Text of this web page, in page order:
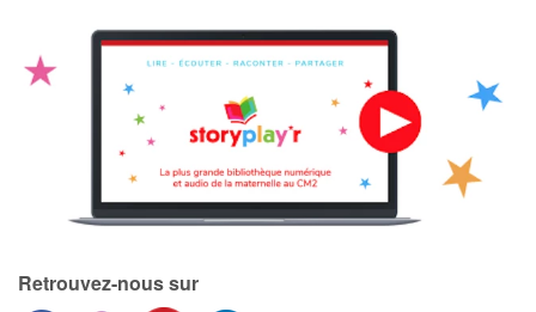
Retrouvez-nous sur